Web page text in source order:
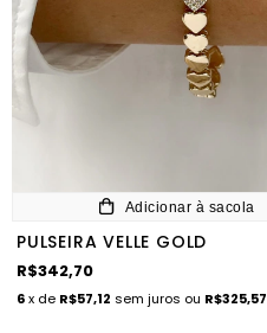
Adicionar à sacola
PULSEIRA VELLE GOLD
R$342,70
6x de R$57,12 sem juros ou R$325,57